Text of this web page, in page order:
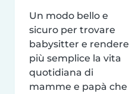
Un modo bello e
sicuro per trovare
babysitter e rendere
più semplice la vita
quotidiana di
mamme e papà che